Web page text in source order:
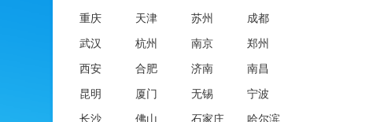
重庆
天津 苏州
成都
武汉
杭州 南京
郑州
西安
合肥 济南
南昌
昆明
厦门 无锡
宁波
长沙
佛山 石家庄 哈尔滨